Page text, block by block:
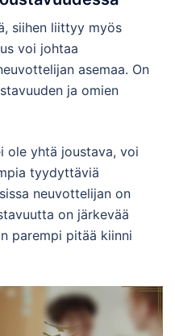
siihen liittyy myös
voi johtaa
asemaa. On
ja omien
ole yhtä joustava, voi
tyydyttäviä
neuvottelijan on
on järkevää
parempi pitää kiinni